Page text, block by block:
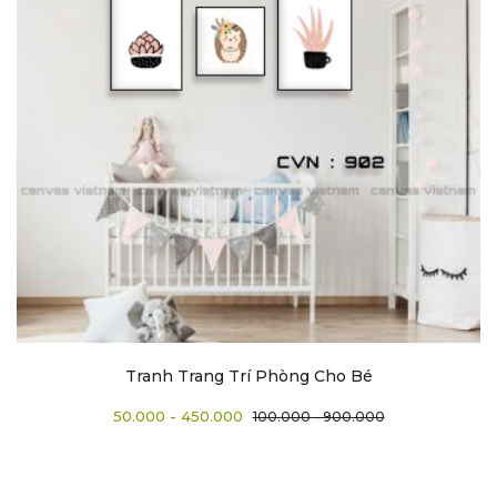
Tranh Trang Trí Phòng Cho Bé
50.000 - 450.000 100.000 - 900.000